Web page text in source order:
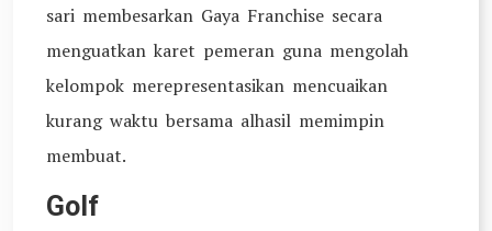
sari membesarkan Gaya Franchise secara
menguatkan karet pemeran guna mengolah
kelompok merepresentasikan mencuaikan
kurang waktu bersama alhasil memimpin
membuat.
Golf